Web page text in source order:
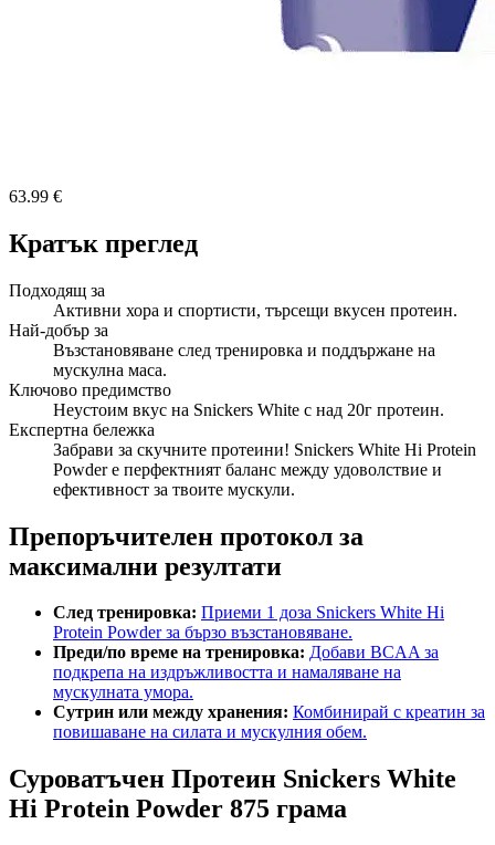
63.99 €
Кратък преглед
Подходящ за
Активни хора и спортисти, търсещи вкусен протеин.
Най-добър за
Възстановяване след тренировка и поддържане на
мускулна маса.
Ключово предимство
Неустоим вкус на Snickers White с над 20г протеин.
Експертна бележка
Забрави за скучните протеини! Snickers White Hi Protein
Powder е перфектният баланс между удоволствие и
ефективност за твоите мускули.
Препоръчителен протокол за
максимални резултати
След тренировка: Приеми 1 доза Snickers White Hi
Protein Powder за бързо възстановяване.
Преди/по време на тренировка: Добави BCAA за
подкрепа на издръжливостта и намаляване на
мускулната умора.
Сутрин или между хранения: Комбинирай с креатин за
повишаване на силата и мускулния обем.
Суроватъчен Протеин Snickers White
Hi Protein Powder 875 грама